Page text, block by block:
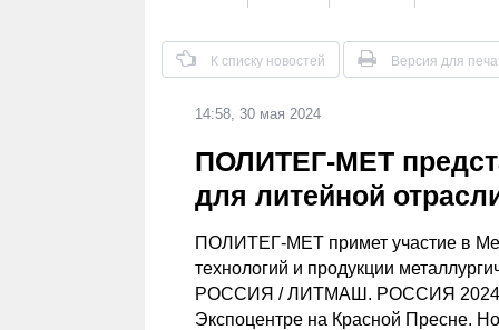
К списку новостей Версия для
14:58, 30 мая 2024
ПОЛИТЕГ-МЕТ
для литейной
ПОЛИТЕГ-МЕТ примет участие в
технологий и продукции
РОССИЯ / ЛИТМАШ. РОССИЯ 2024",
Экспоцентре на Красной Пресне.